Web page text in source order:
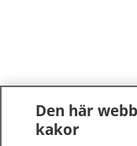
Den här
kakor